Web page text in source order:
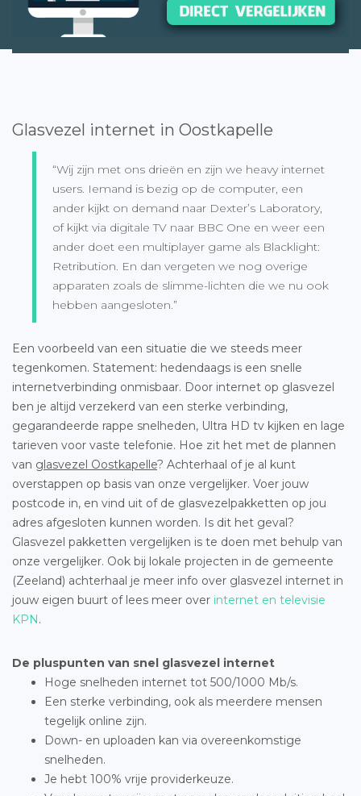
Glasvezel internet in Oostkapelle
“Wij zijn met ons drieën en zijn we heavy internet
users. Iemand is bezig op de computer, een
ander kijkt on demand naar Dexter’s Laboratory,
of kijkt via digitale TV naar BBC One en weer een
ander doet een multiplayer game als Blacklight:
Retribution. En dan vergeten we nog overige
apparaten zoals de slimme-lichten die we nu ook
hebben aangesloten.”
Een voorbeeld van een situatie die we steeds meer
tegenkomen. Statement: hedendaags is een snelle
internetverbinding onmisbaar. Door internet op glasvezel
ben je altijd verzekerd van een sterke verbinding,
gegarandeerde rappe snelheden, Ultra HD tv kijken en lage
tarieven voor vaste telefonie. Hoe zit het met de plannen
van glasvezel Oostkapelle? Achterhaal of je al kunt
overstappen op basis van onze vergelijker. Voer jouw
postcode in, en vind uit of de glasvezelpakketten op jou
adres afgesloten kunnen worden. Is dit het geval?
Glasvezel pakketten vergelijken is te doen met behulp van
onze vergelijker. Ook bij lokale projecten in de gemeente
(Zeeland) achterhaal je meer info over glasvezel internet in
jouw eigen buurt of lees meer over internet en televisie
KPN.
De pluspunten van snel glasvezel internet
Hoge snelheden internet tot 500/1000 Mb/s.
Een sterke verbinding, ook als meerdere mensen
tegelijk online zijn.
Down- en uploaden kan via overeenkomstige
snelheden.
Je hebt 100% vrije providerkeuze.